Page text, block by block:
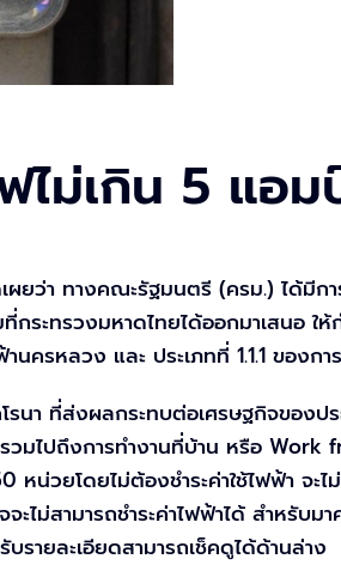
ไม่เกิน 5 แอ
ผยว่า ทางคณะรัฐมนตรี (ครม.) ได้มี
ที่กระทรวงมหาดไทยได้ออกมาเสนอ
านครหลวง และ ประเภทที่ 1.1.1 ข
รนา ที่ส่งผลกระทบต่อเศรษฐกิจของ
มไปถึงการทำงานที่บ้าน หรือ Work
น่วยโดยไม่ต้องชำระค่าใช้ไฟฟ้า จ
ะไม่สามารถชำระค่าไฟฟ้าได้ สำหรับ
รายละเอียดสามารถเช็คดูได้ด้านล่าง